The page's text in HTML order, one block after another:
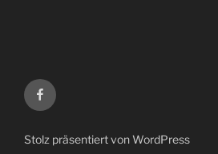
Facebook
Stolz präsentiert von WordPress